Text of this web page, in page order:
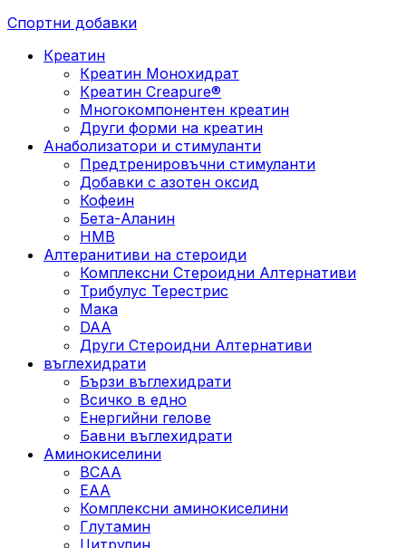
Спортни добавки
Креатин
Креатин Монохидрат
Креатин Creapure®
Многокомпонентен креатин
Други форми на креатин
Анаболизатори и стимуланти
Предтренировъчни стимуланти
Добавки с азотен оксид
Кофеин
Бета-Аланин
HMB
Алтеранитиви на стероиди
Комплексни Стероидни Алтернативи
Трибулус Терестрис
Maка
DAA
Други Стероидни Алтернативи
въглехидрати
Бързи въглехидрати
Всичко в едно
Енергийни гелове
Бавни въглехидрати
Аминокиселини
BCAA
EAA
Комплексни аминокиселини
Глутамин
Цитрулин